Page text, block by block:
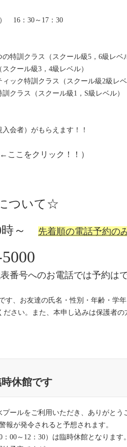
16：30～17：30
特訓クラス（スクール級5，6級レベ
クール級3，4級レベル）
ック特訓クラス（スクール級2級レ
クラス（スクール級1，S級レベル）
会者）がもらえます！！
こをクリック！！）
ついて☆
時～
先着順の電話予約の
号へのお電話では予約は
す、お友達の氏名・性別・年齢・学
ださい。また、本申し込みは保護者
休館です
プールをご利用いただき、ありがとう
報が発令されると予想されます。
00～12：30）は臨時休館となります